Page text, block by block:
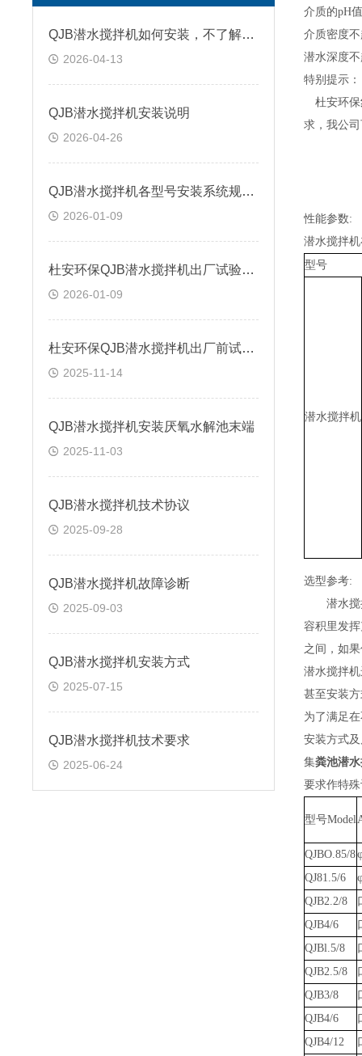
QJB潜水搅拌机如何安装，不了解的看看本篇
2026-04-13
QJB潜水搅拌机安装说明
2026-04-26
QJB潜水搅拌机各型号安装系统规格尺寸
2026-01-09
杜安环保QJB潜水搅拌机出厂试验内容
2026-01-09
杜安环保QJB潜水搅拌机出厂前试验说明
2025-11-14
QJB潜水搅拌机安装厌氧水解池末端
2025-11-03
QJB潜水搅拌机技术协议
2025-09-28
QJB潜水搅拌机故障诊断
2025-09-03
QJB潜水搅拌机安装方式
2025-07-15
QJB潜水搅拌机技术要求
2025-06-24
介质的pH
介质密度
潜水深度
特别提示：
杜安环保
求，我公
性能参数:
潜水搅拌
型号
潜水搅拌机
选型参考:
潜水搅拌
容积里发
之间，如
潜水搅拌
甚至安装
为了满足
安装方式
集粪池潜水
要求作特
型号Model
QJBO.85/8
QJ81.5/6
QJB2.2/8
QJB4/6
QJBl.5/8
QJB2.5/8
QJB3/8
QJB4/6
QJB4/12